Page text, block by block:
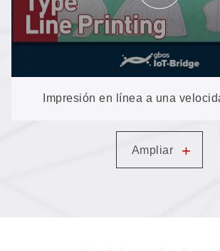
Impresión en línea a una
Ampliar +